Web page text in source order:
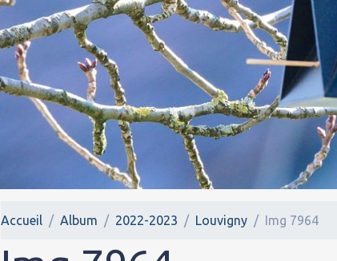
Accueil Album 2022-2023 Louvigny Img 7964